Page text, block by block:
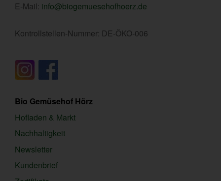
E-Mail: info@biogemuesehofhoerz.de
Kontrollstellen-Nummer: DE-ÖKO-006
Bio Gemüsehof Hörz
Hofladen & Markt
Nachhaltigkeit
Newsletter
Kundenbrief